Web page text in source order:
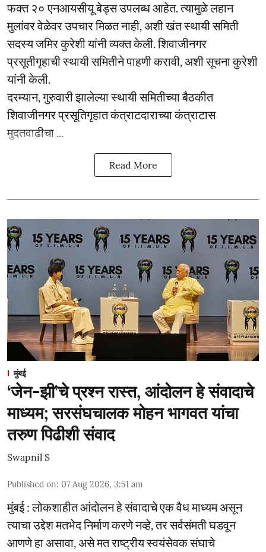
फक्त २० एनआयसीयू बेड्स उपलब्ध आहेत. त्यामुळे लहान
मुलांवर वेळेवर उपचार मिळत नाही, अशी खंत स्थायी समिती
सदस्य जमिर कुरेशी यांनी व्यक्त केली. शिवाजीनगर
प्रसूतीगृहाची स्थायी समितीने पाहणी करावी, अशी सूचना कुरेशी
यांनी केली.
दरम्यान, गुरुवारी झालेल्या स्थायी समितीच्या बैठकीत
शिवाजीनगर प्रसूतिगृहात कंत्राटदाराच्या कंत्राटास
मुदतवाढीचा ...
Read More
मुंबई
‘जेन-झी’चे प्रश्न रास्त, आंदोलन हे संवादाचे
माध्यम; सरसंघचालक मोहन भागवत यांचा
तरुण पिढीशी संवाद
Swapnil S
Published on: 07 Aug 2026, 3:51 am
मुंबई : लोकशाहीत आंदोलन हे संवादाचे एक वैध माध्यम असून
त्याचा उद्देश मतभेद निर्माण करणे नव्हे, तर सर्वसंमती घडवून
आणणे हा असावा, असे मत राष्ट्रीय स्वयंसेवक संघाचे